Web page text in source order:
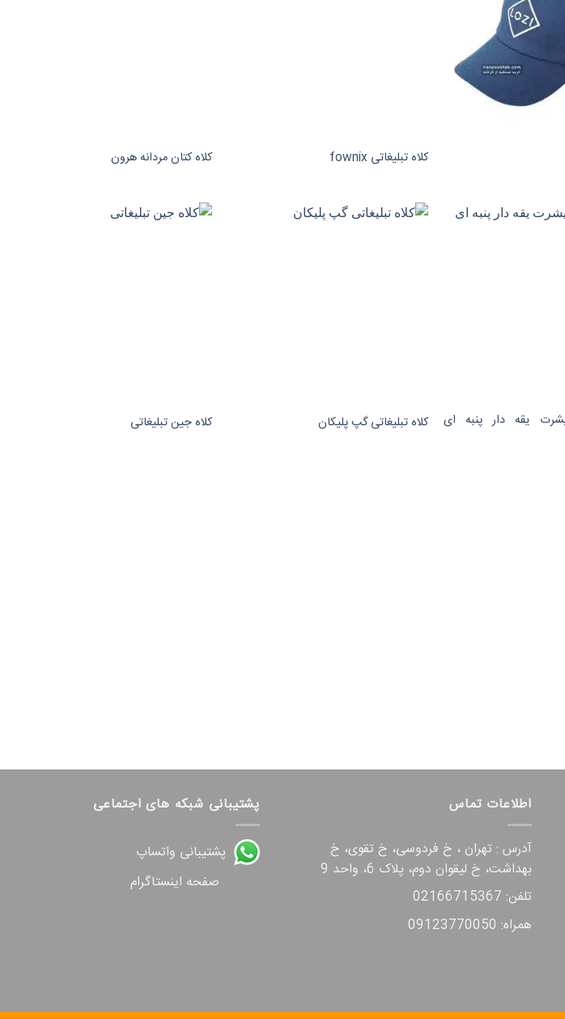
کلاه تبلیغاتی fownix کلاه کتان مردانه هرون
یقه دار پنبه ای کلاه تبلیغاتی گپ پلیکان کلاه جین تبلیغاتی
اطلاعات تماس
آدرس : تهران ، خ فردوسی، خ تقوی، خ
بهداشت، خ لیقوان دوم، پلاک 6، واحد 9
تلفن: 02166715367
همراه: 09123770050
پشتیبانی شبکه های اجتماعی
پشتیبانی واتساپ
صفحه اینستاگرام